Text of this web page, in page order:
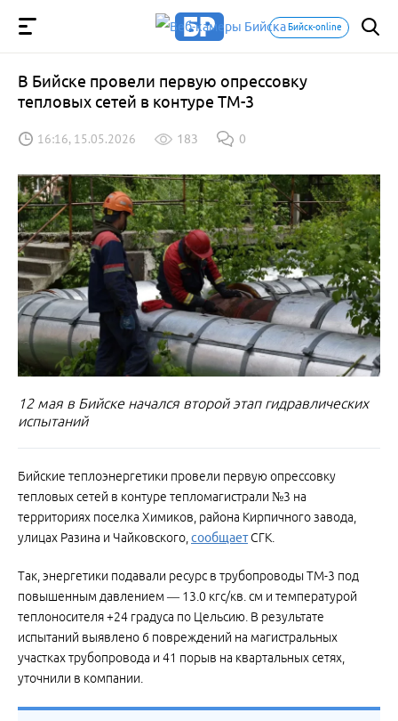
Бийск-online
В Бийске провели первую опрессовку
тепловых сетей в контуре ТМ-3
16:16, 15.05.2026 183 0
12 мая в Бийске начался второй этап гидравлических
испытаний
Бийские теплоэнергетики провели первую опрессовку
тепловых сетей в контуре тепломагистрали №3 на
территориях поселка Химиков, района Кирпичного завода,
улицах Разина и Чайковского,сообщаетСГК.
Так, энергетики подавали ресурс в трубопроводы ТМ-3 под
повышенным давлением — 13.0 кгс/кв. см и температурой
теплоносителя +24 градуса по Цельсию. В результате
испытаний выявлено 6 повреждений на магистральных
участках трубопровода и 41 порыв на квартальных сетях,
уточнили в компании.